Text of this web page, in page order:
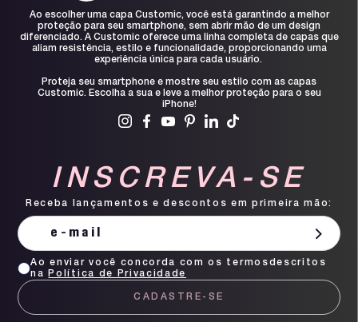
Ao escolher uma capa Customic, você está garantindo a melhor
proteção para seu smartphone, sem abrir mão de um design
diferenciado. A Customic oferece uma linha completa de capas que
aliam resistência, estilo e funcionalidade, proporcionando uma
experiência única para cada usuário.
Proteja seu smartphone e mostre seu estilo com as capas
Customic. Escolha a sua e leve a melhor proteção para o seu
iPhone!
INSCREVA-SE
Receba lançamentos e descontos em primeira mão:
CADASTRE-SE
Ao enviar você concorda com os termosdescritos
na
Política de Privacidade